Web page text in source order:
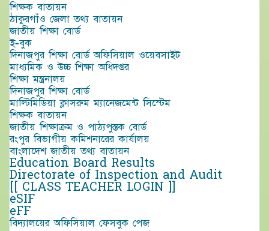
শিক্ষক বাতায়ন
ঠাকুরগাঁও জেলা তথ্য বাতায়ন
জাতীয় শিক্ষা বোর্ড
ই-বুক
দিনাজপুর শিক্ষা বোর্ড অফিসিয়াল ওয়েবসাইট
মাধ্যমিক ও উচ্চ শিক্ষা অধিদপ্তর
শিক্ষা মন্ত্রনালয়
দিনাজপুর শিক্ষা বোর্ড
মাল্টিমিডিয়া ক্লাসরুম ম্যানেজমেন্ট সিস্টেম
শিক্ষক বাতায়ন
জাতীয় শিক্ষাক্রম ও পাঠ্যপুস্তক বোর্ড
রংপুর বিভাগীয় কমিশনারের কার্যালয়
বাংলাদেশ জাতীয় তথ্য বাতায়ন
Education Board Results
Directorate of Inspection and Audit
[[ CLASS TEACHER LOGIN ]]
eSIF
eFF
বিদ্যালয়ের অফিসিয়াল ফেসবুক পেজ